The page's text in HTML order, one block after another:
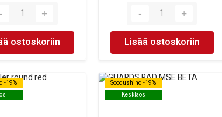
ostoskoriin Lisää ostoskoriin
-19%
-19%
Soodushind -19%
Kesklaos
Soodushind -19%
Kesklaos